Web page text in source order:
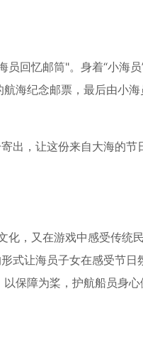
回忆邮筒"。身着“小海
海纪念邮票，最后由小
出，让这份来自大海的
化，又在游戏中感受传统
式让海员子女在感受节
保障为桨，护航船员身